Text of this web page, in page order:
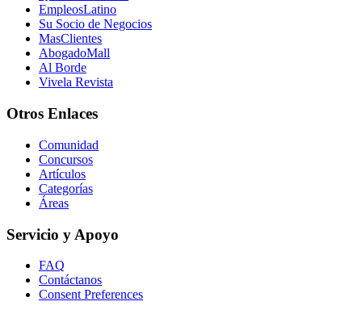
EmpleosLatino
Su Socio de Negocios
MasClientes
AbogadoMall
Al Borde
Vivela Revista
Otros Enlaces
Comunidad
Concursos
Artículos
Categorías
Áreas
Servicio y Apoyo
FAQ
Contáctanos
Consent Preferences